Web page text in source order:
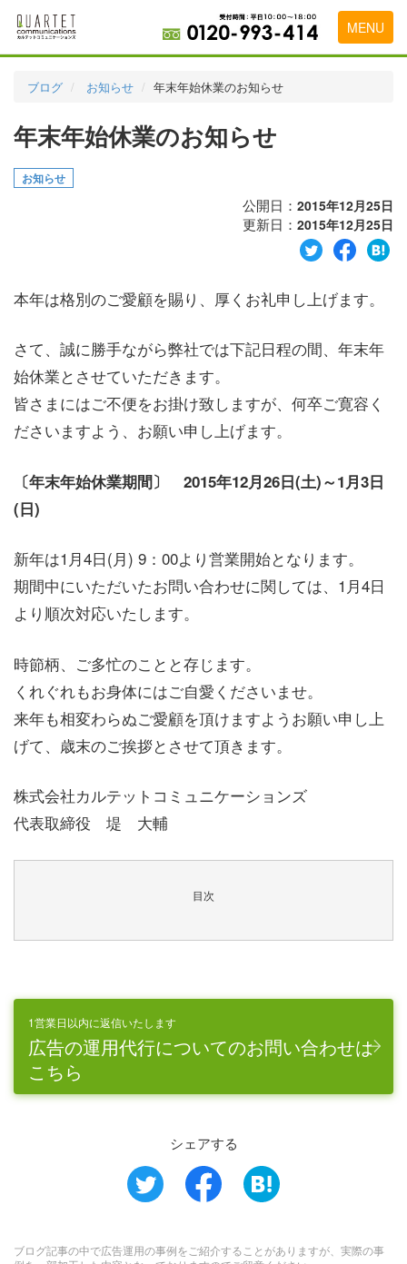
MENU
実績・お客様の声
初めて導入をお考えの方
お申し込みから運用開始までの流れ
お問い合わせ
ブログ お知らせ 年末年始休業のお知らせ
年末年始休業のお知らせ
お知らせ
公開日： 2015年12月25日
更新日： 2015年12月25日
本年は格別のご愛顧を賜り、厚くお礼申し上げます。
さて、誠に勝手ながら弊社では下記日程の間、年末年
始休業とさせていただきます。
皆さまにはご不便をお掛け致しますが、何卒ご寛容く
ださいますよう、お願い申し上げます。
〔年末年始休業期間〕 2015年12月26日(土)～1月3日
(日)
新年は1月4日(月) 9：00より営業開始となります。
期間中にいただいたお問い合わせに関しては、1月4日
より順次対応いたします。
時節柄、ご多忙のことと存じます。
くれぐれもお身体にはご自愛くださいませ。
来年も相変わらぬご愛顧を頂けますようお願い申し上
げて、歳末のご挨拶とさせて頂きます。
株式会社カルテットコミュニケーションズ
代表取締役 堤 大輔
目次
1営業日以内に返信いたします
広告の運用代行についてのお問い合わせは
こちら
シェアする
ブログ記事の中で広告運用の事例をご紹介することがありますが、実際の事